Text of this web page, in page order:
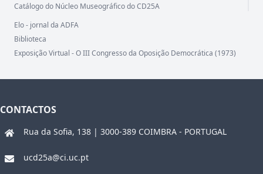
Catálogo do Núcleo Museográfico do CD25A
Elo - jornal da ADFA
Biblioteca
Exposição Virtual - O III Congresso da Oposição Democrática (1973)
CONTACTOS
Rua da Sofia, 138 | 3000-389 COIMBRA - PORTUGAL
ucd25a@ci.uc.pt